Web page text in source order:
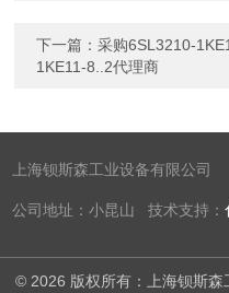
下一篇：采购6SL3210-
1KE11-8..2代理商
上海钡斯森工业设备有限公司
公司地址：小昆山 技术支持：
© 2026 版权所有：上海钡斯